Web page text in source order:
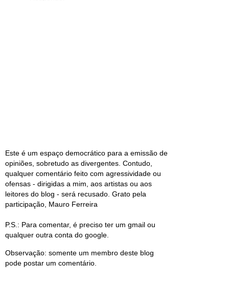
Este é um espaço democrático para a emissão de
opiniões, sobretudo as divergentes. Contudo,
qualquer comentário feito com agressividade ou
ofensas - dirigidas a mim, aos artistas ou aos
leitores do blog - será recusado. Grato pela
participação, Mauro Ferreira
P.S.: Para comentar, é preciso ter um gmail ou
qualquer outra conta do google.
Observação: somente um membro deste blog
pode postar um comentário.